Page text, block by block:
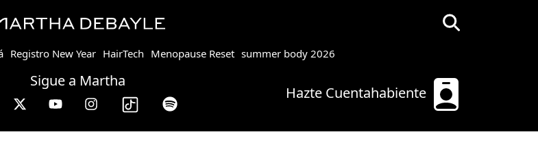
Hazte Cuentahabiente
Registro New Year HairTech Menopause Reset summer body 2026
Sigue a Martha
de 10 a 13 hrs.